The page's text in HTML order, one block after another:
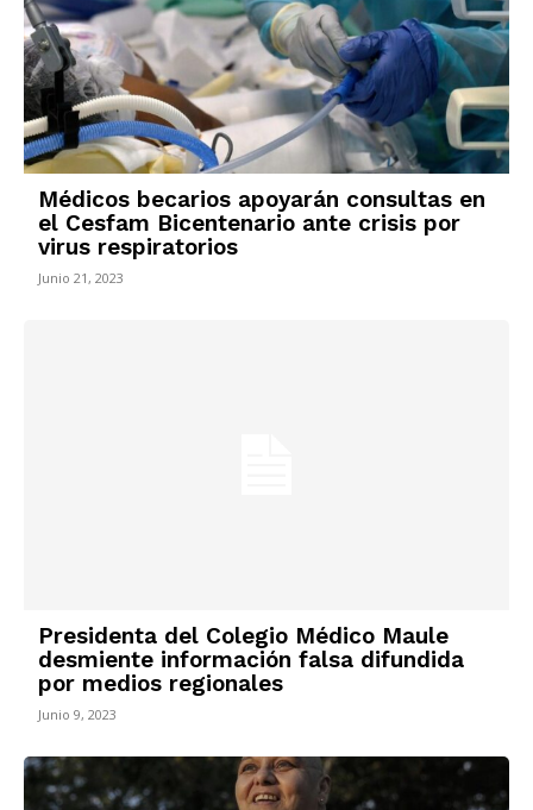
Médicos becarios apoyarán consultas en
el Cesfam Bicentenario ante crisis por
virus respiratorios
Junio 21, 2023
Presidenta del Colegio Médico Maule
desmiente información falsa difundida
por medios regionales
Junio 9, 2023